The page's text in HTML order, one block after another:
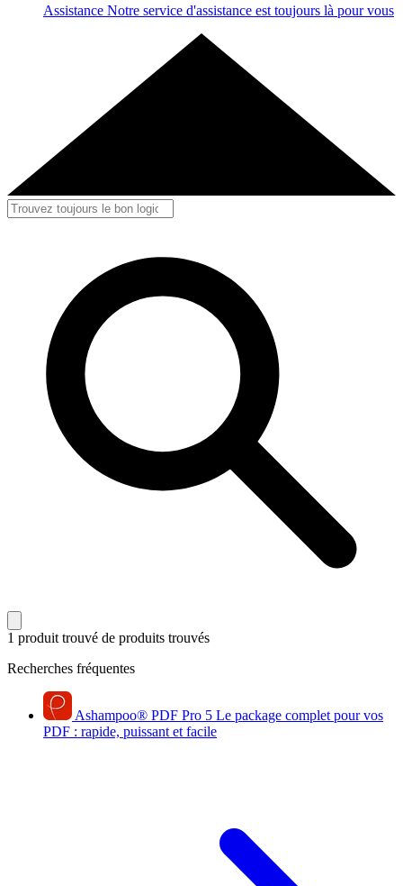
Assistance Notre service d'assistance est toujours là pour vous
1 produit trouvé de produits trouvés
Recherches fréquentes
Ashampoo® PDF Pro 5 Le package complet pour vos
PDF : rapide, puissant et facile